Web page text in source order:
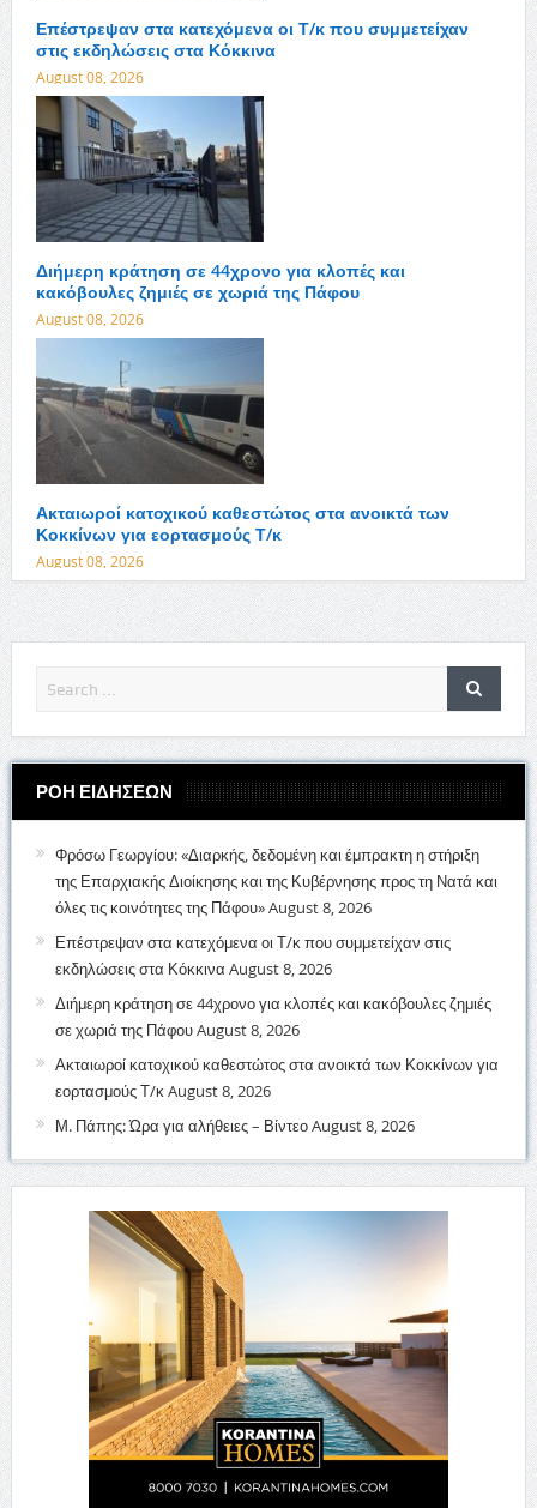
Επέστρεψαν στα κατεχόμενα οι Τ/κ που συμμετείχαν
στις εκδηλώσεις στα Κόκκινα
August 08, 2026
Διήμερη κράτηση σε 44χρονο για κλοπές και
κακόβουλες ζημιές σε χωριά της Πάφου
August 08, 2026
Ακταιωροί κατοχικού καθεστώτος στα ανοικτά των
Κοκκίνων για εορτασμούς Τ/κ
August 08, 2026
ΡΟΗ ΕΙΔΗΣΕΩΝ
Φρόσω Γεωργίου: «Διαρκής, δεδομένη και έμπρακτη η στήριξη
της Επαρχιακής Διοίκησης και της Κυβέρνησης προς τη Νατά και
όλες τις κοινότητες της Πάφου»August 8, 2026
Επέστρεψαν στα κατεχόμενα οι Τ/κ που συμμετείχαν στις
εκδηλώσεις στα Κόκκινα August 8, 2026
Διήμερη κράτηση σε 44χρονο για κλοπές και κακόβουλες ζημιές
σε χωριά της ΠάφουAugust 8, 2026
Ακταιωροί κατοχικού καθεστώτος στα ανοικτά των Κοκκίνων για
εορτασμούς Τ/κAugust 8, 2026
Μ. Πάπης: Ώρα για αλήθειες – ΒίντεοAugust 8, 2026